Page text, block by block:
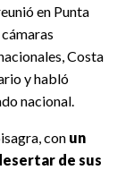
en Punta
Costa
y habló
nacional.
con un
de sus